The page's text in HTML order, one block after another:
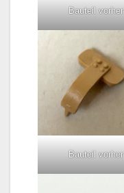
Bauteil vorher
Bauteil vorher